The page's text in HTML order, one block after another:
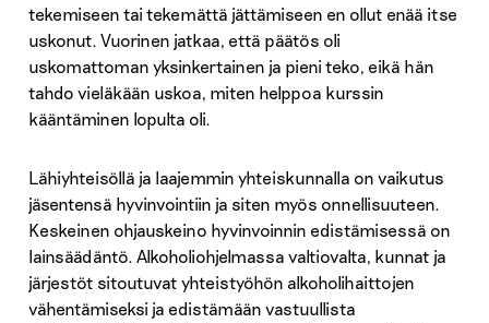
tekemiseen tai tekemättä jättämiseen en ollut enää itse
uskonut. Vuorinen jatkaa, että päätös oli
uskomattoman yksinkertainen ja pieni teko, eikä hän
tahdo vieläkään uskoa, miten helppoa kurssin
kääntäminen lopulta oli.
Lähiyhteisöllä ja laajemmin yhteiskunnalla on vaikutus
jäsentensä hyvinvointiin ja siten myös onnellisuuteen.
Keskeinen ohjauskeino hyvinvoinnin edistämisessä on
lainsäädäntö. Alkoholiohjelmassa valtiovalta, kunnat ja
järjestöt sitoutuvat yhteistyöhön alkoholihaittojen
vähentämiseksi ja edistämään vastuullista